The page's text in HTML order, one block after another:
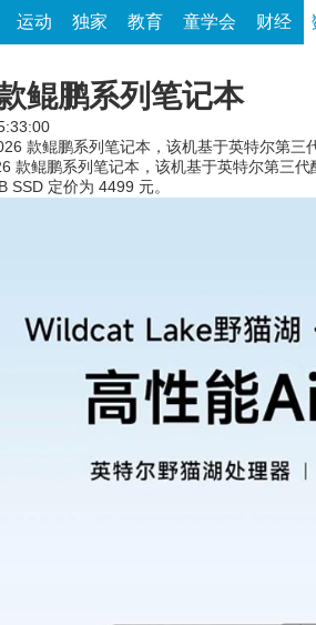
运动 独家 教育 童学会 财经
鲲鹏系列笔记本
款鲲鹏系列笔记本，该机基于英特尔第三
鲲鹏系列笔记本，该机基于英特尔第三代
SSD 定价为 4499 元。